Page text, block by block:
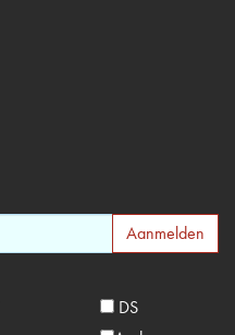
DS